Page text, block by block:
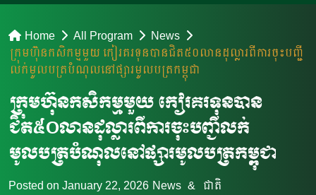
Home All Program
News
ក្រុមហ៊ុនកសិកម្មមួយ កៀរគរទុនបានជិត៥០លានដុល្លារពីការចុះបញ្ជី
លក់មូលបត្របំណុលនៅផ្សារមូលបត្រកម្ពុជា
ក្រុមហ៊ុនកសិកម្មមួយ កៀរគរទុនបាន
ជិត៥០លានដុល្លារពីការចុះបញ្ជីលក់
មូលបត្របំណុលនៅផ្សារមូលបត្រកម្ពុជា
Posted on January 22, 2026 News & ជាតិ